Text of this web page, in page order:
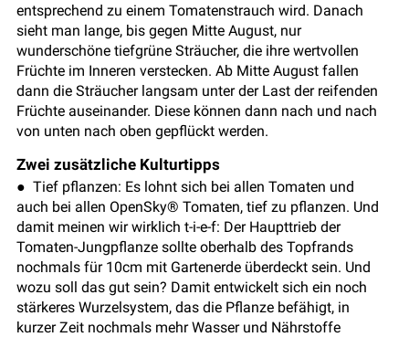
entsprechend zu einem Tomatenstrauch wird. Danach
sieht man lange, bis gegen Mitte August, nur
wunderschöne tiefgrüne Sträucher, die ihre wertvollen
Früchte im Inneren verstecken. Ab Mitte August fallen
dann die Sträucher langsam unter der Last der reifenden
Früchte auseinander. Diese können dann nach und nach
von unten nach oben gepflückt werden.
Zwei zusätzliche Kulturtipps
● Tief pflanzen: Es lohnt sich bei allen Tomaten und
auch bei allen OpenSky® Tomaten, tief zu pflanzen. Und
damit meinen wir wirklich t-i-e-f: Der Haupttrieb der
Tomaten-Jungpflanze sollte oberhalb des Topfrands
nochmals für 10cm mit Gartenerde überdeckt sein. Und
wozu soll das gut sein? Damit entwickelt sich ein noch
stärkeres Wurzelsystem, das die Pflanze befähigt, in
kurzer Zeit nochmals mehr Wasser und Nährstoffe